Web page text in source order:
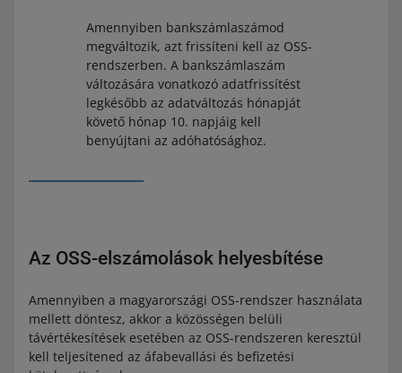
Amennyiben bankszámlaszámod
megváltozik, azt frissíteni kell az OSS-
rendszerben. A bankszámlaszám
változására vonatkozó adatfrissítést
legkésőbb az adatváltozás hónapját
követő hónap 10. napjáig kell
benyújtani az adóhatósághoz.
Az OSS-elszámolások helyesbítése
Amennyiben a magyarországi OSS-rendszer használata
mellett döntesz, akkor a közösségen belüli
távértékesítések esetében az OSS-rendszeren keresztül
kell teljesítened az áfabevallási és befizetési